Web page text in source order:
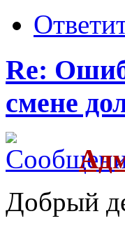
Re:
смене
Добрый